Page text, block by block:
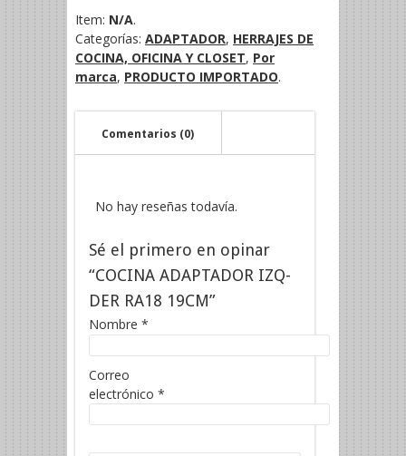
Item: N/A.
Categorías: ADAPTADOR, HERRAJES DE
COCINA, OFICINA Y CLOSET, Por
marca, PRODUCTO IMPORTADO.
Comentarios (0)
No hay reseñas todavía.
Sé el primero en opinar
“COCINA ADAPTADOR IZQ-
DER RA18 19CM”
Nombre *
Correo
electrónico *